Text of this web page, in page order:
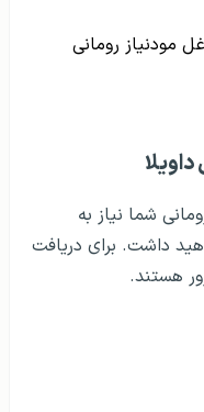
مودنیاز رومانی
شما نیاز به
داشت. برای دریافت
هستند.